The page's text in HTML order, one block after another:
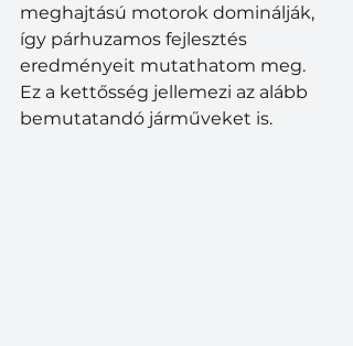
meghajtású motorok dominálják,
így párhuzamos fejlesztés
eredményeit mutathatom meg.
Ez a kettősség jellemezi az alább
bemutatandó járműveket is.